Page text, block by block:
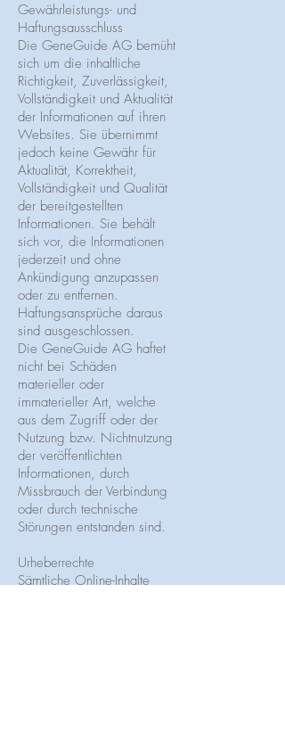
Gewährleistungs- und
Haftungsausschluss
Die GeneGuide AG bemüht
sich um die inhaltliche
Richtigkeit, Zuverlässigkeit,
Vollständigkeit und Aktualität
der Informationen auf ihren
Websites. Sie übernimmt
jedoch keine Gewähr für
Aktualität, Korrektheit,
Vollständigkeit und Qualität
der bereitgestellten
Informationen. Sie behält
sich vor, die Informationen
jederzeit und ohne
Ankündigung anzupassen
oder zu entfernen.
Haftungsansprüche daraus
sind ausgeschlossen.
Die GeneGuide AG haftet
nicht bei Schäden
materieller oder
immaterieller Art, welche
aus dem Zugriff oder der
Nutzung bzw. Nichtnutzung
der veröffentlichten
Informationen, durch
Missbrauch der Verbindung
oder durch technische
Störungen entstanden sind.
Urheberrechte
Sämtliche Online-Inhalte